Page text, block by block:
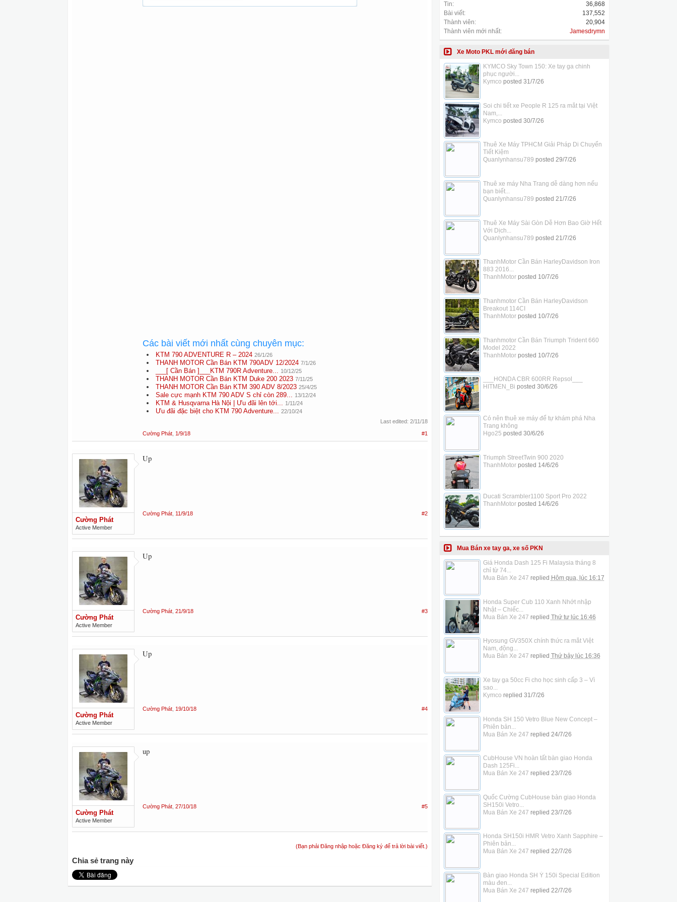
Các bài viết mới nhất cùng chuyên mục:
KTM 790 ADVENTURE R – 2024 26/1/26
THANH MOTOR Cần Bán KTM 790ADV 12/2024 7/1/26
___[ Cần Bán ]___KTM 790R Adventure... 10/12/25
THANH MOTOR Cần Bán KTM Duke 200 2023 7/11/25
THANH MOTOR Cần Bán KTM 390 ADV 8/2023 25/4/25
Sale cực mạnh KTM 790 ADV S chỉ còn 289... 13/12/24
KTM & Husqvarna Hà Nội | Ưu đãi lên tới... 1/11/24
Ưu đãi đặc biệt cho KTM 790 Adventure... 22/10/24
Last edited: 2/11/18
Cường Phát 1/9/18 #1
Cường Phát
Active Member
Up
Cường Phát 11/9/18 #2
Cường Phát
Active Member
Up
Cường Phát 21/9/18 #3
Cường Phát
Active Member
Up
Cường Phát 19/10/18 #4
Cường Phát
Active Member
up
Cường Phát 27/10/18 #5
(Bạn phải Đăng nhập hoặc Đăng ký để trả lời bài viết.)
Chia sẻ trang này
Tin:
36,868
Bài viết:
137,552
Thành viên:
20,904
Thành viên mới nhất:
Jamesdrymn
Xe Moto PKL mới đăng bán
KYMCO Sky Town 150: Xe tay ga chinh
phục người...
Kymco posted 31/7/26
Soi chi tiết xe People R 125 ra mắt tại Việt
Nam,...
Kymco posted 30/7/26
Thuê Xe Máy TPHCM Giải Pháp Di Chuyển
Tiết Kiệm
Quanlynhansu789 posted 29/7/26
Thuê xe máy Nha Trang dễ dàng hơn nếu
bạn biết...
Quanlynhansu789 posted 21/7/26
Thuê Xe Máy Sài Gòn Dễ Hơn Bao Giờ Hết
Với Dịch...
Quanlynhansu789 posted 21/7/26
ThanhMotor Cần Bán HarleyDavidson Iron
883 2016...
ThanhMotorposted 10/7/26
Thanhmotor Cần Bán HarleyDavidson
Breakout 114CI
ThanhMotorposted 10/7/26
Thanhmotor Cần Bán Triumph Trident 660
Model 2022
ThanhMotorposted 10/7/26
___HONDA CBR 600RR Repsol___
HITMEN_Bi posted 30/6/26
Có nên thuê xe máy để tự khám phá Nha
Trang không
Hgo25 posted 30/6/26
Triumph StreetTwin 900 2020
ThanhMotorposted 14/6/26
Ducati Scrambler1100 Sport Pro 2022
ThanhMotorposted 14/6/26
Mua Bán xe tay ga, xe số PKN
Giá Honda Dash 125 Fi Malaysia tháng 8
chỉ từ 74...
Mua Bán Xe 247 replied Hôm qua, lúc 16:17
Honda Super Cub 110 Xanh Nhớt nhập
Nhật – Chiếc...
Mua Bán Xe 247 replied Thứ tư lúc 16:46
Hyosung GV350X chính thức ra mắt Việt
Nam, động...
Mua Bán Xe 247 replied Thứ bảy lúc 16:36
Xe tay ga 50cc Fi cho học sinh cấp 3 – Vì
sao...
Kymco replied 31/7/26
Honda SH 150 Vetro Blue New Concept –
Phiên bản...
Mua Bán Xe 247 replied 24/7/26
CubHouse VN hoàn tất bàn giao Honda
Dash 125Fi...
Mua Bán Xe 247 replied 23/7/26
Quốc Cường CubHouse bàn giao Honda
SH150i Vetro...
Mua Bán Xe 247 replied 23/7/26
Honda SH150i HMR Vetro Xanh Sapphire –
Phiên bản...
Mua Bán Xe 247 replied 22/7/26
Bàn giao Honda SH Ý 150i Special Edition
màu đen...
Mua Bán Xe 247 replied 22/7/26